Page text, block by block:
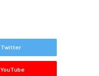
Twitter
YouTube